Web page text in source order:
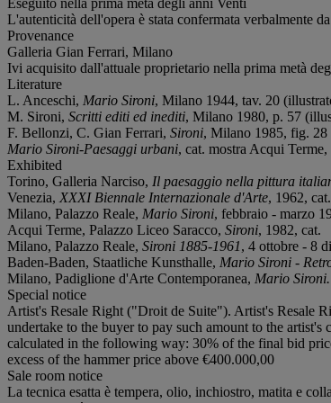
L'autenticità dell'opera è stata confermata verbalmente
Provenance
Galleria Gian Ferrari, Milano
Ivi acquisito dall'attuale proprietario nella prima metà
Literature
L. Anceschi, Mario Sironi, Milano 1944, tav. 20
M. Sironi, Scritti editi ed inediti, Milano 1980, p. 57
F. Bellonzi, C. Gian Ferrari, Sironi, Milano 1985, fig. 28
Mario Sironi-Paesaggi urbani, cat. mostra Acqui
Exhibited
Torino, Galleria Narciso, Il paesaggio nella pittura
Venezia, XXXI Biennale Internazionale d'Arte, 1962,
Milano, Palazzo Reale, Mario Sironi, febbraio - marzo
Acqui Terme, Palazzo Liceo Saracco, Sironi, 1982, cat.
Milano, Palazzo Reale, Sironi 1885-1961, 4 ottobre - 8
Baden-Baden, Staatliche Kunsthalle, Mario Sironi -
Milano, Padiglione d'Arte Contemporanea, Mario
Special notice
Artist's Resale Right ("Droit de Suite"). Artist's Resale
undertake to the buyer to pay such amount to the
calculated in the following way: 30% of the final bid
excess of the hammer price above €400.000,00
Sale room notice
La tecnica esatta è tempera, olio, inchiostro, matita e